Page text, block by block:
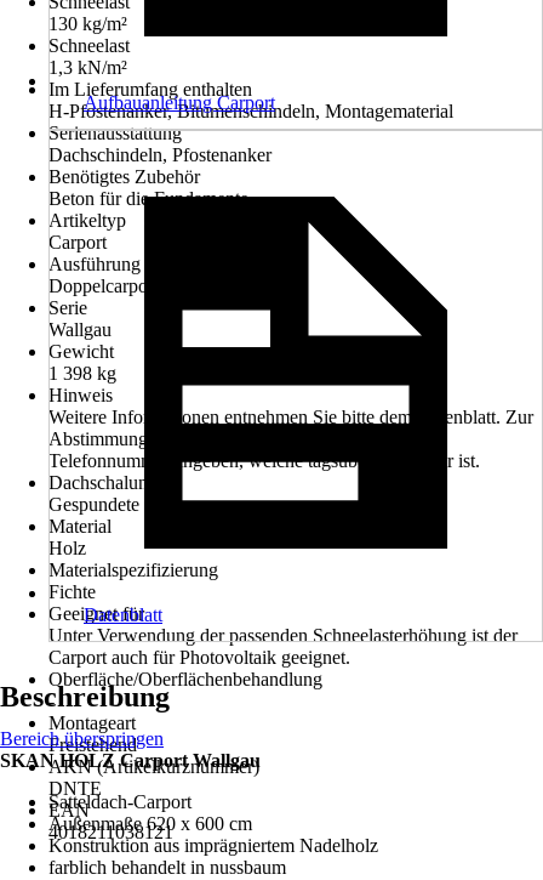
130 kg/m²
Schneelast
1,3 kN/m²
Im Lieferumfang enthalten
H-Pfostenanker, Bitumenschindeln, Montagematerial
Serienausstattung
Dachschindeln, Pfostenanker
Benötigtes Zubehör
Beton für die Fundamente
Artikeltyp
Carport
Ausführung
Doppelcarport
Serie
Wallgau
Gewicht
1 398 kg
Hinweis
Weitere Informationen entnehmen Sie bitte dem Datenblatt. Zur
Abstimmung des Liefertermines bitte Handy- oder
Telefonnummer angeben, welche tagsüber erreichbar ist.
Dachschalung
Gespundete Bretter
Material
Holz
Materialspezifizierung
Fichte
Geeignet für
Unter Verwendung der passenden Schneelasterhöhung ist der
Carport auch für Photovoltaik geeignet.
Oberfläche/Oberflächenbehandlung
-
Montageart
Freistehend
AKN (Artikelkurznummer)
DNTE
EAN
4018211038121
Aufbauanleitung Carport
Datenblatt
Beschreibung
Bereich überspringen
SKAN HOLZ Carport Wallgau
Satteldach-Carport
Außenmaße 620 x 600 cm
Konstruktion aus imprägniertem Nadelholz
farblich behandelt in nussbaum